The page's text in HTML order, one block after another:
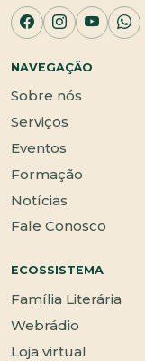
NAVEGAÇÃO
Sobre nós
Serviços
Eventos
Formação
Notícias
Fale Conosco
ECOSSISTEMA
Família Literária
Webrádio
Loja virtual